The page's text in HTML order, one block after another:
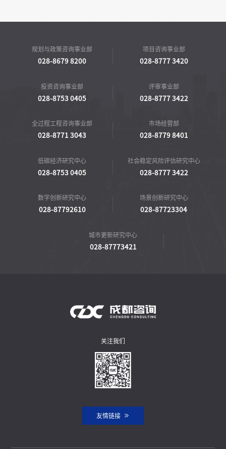
规划与政策咨询事业部
028-8679 8200
项目咨询事业部
028-8777 3420
投资咨询事业部
028-8753 0405
评审事业部
028-8777 3422
全过程工程咨询事业部
028-8771 3043
市场经营部
028-8779 8401
低碳经济研究中心
028-8753 0405
社会稳定风险评估研究中心
028-8777 3422
数字创新研究中心
028-87792610
场景创新研究中心
028-87723304
城市更新研究中心
028-87773421
关注我们
友情链接